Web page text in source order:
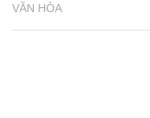
VĂN HÓA